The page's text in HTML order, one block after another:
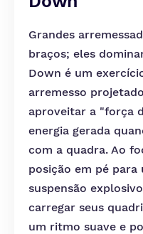
Grandes
braços; eles
Down é um
arremesso
aproveitar a "força
energia gerada
com a quadra. Ao
posição em pé para
suspensão
carregar seus
um ritmo suave e